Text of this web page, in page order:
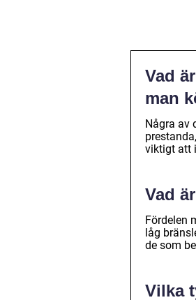
Vad
man
Några av
viktigt att
Vad
Fördelen
låg
de som
Vilka